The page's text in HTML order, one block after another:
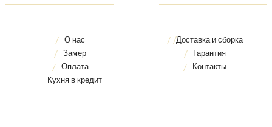
О нас
Замер
Оплата
Кухня в кредит
Доставка и сборка
Гарантия
Контакты